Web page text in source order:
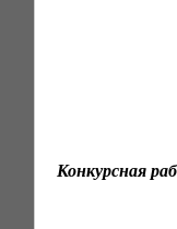
Конкурсная